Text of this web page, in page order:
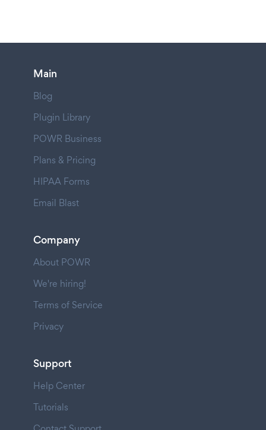
Main
Blog
Plugin Library
POWR Business
Plans & Pricing
HIPAA Forms
Email Blast
Company
About POWR
We're hiring!
Terms of Service
Privacy
Support
Help Center
Tutorials